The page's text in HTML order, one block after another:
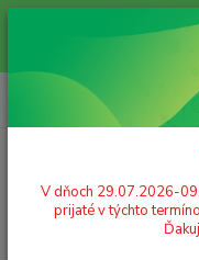
Milí zákazníci! V dňoch
Objednávky prijaté v týchto
Ďakujeme
+421 908 755 958
Po. - Pia. od 9:00 hod. - 16:00
V dňoch 29.07.2026-
prijaté v týchto